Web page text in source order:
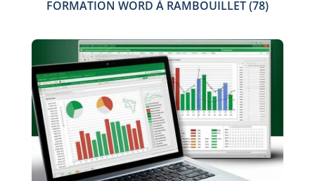
FORMATION WORD À RAMBOUILLET (78)